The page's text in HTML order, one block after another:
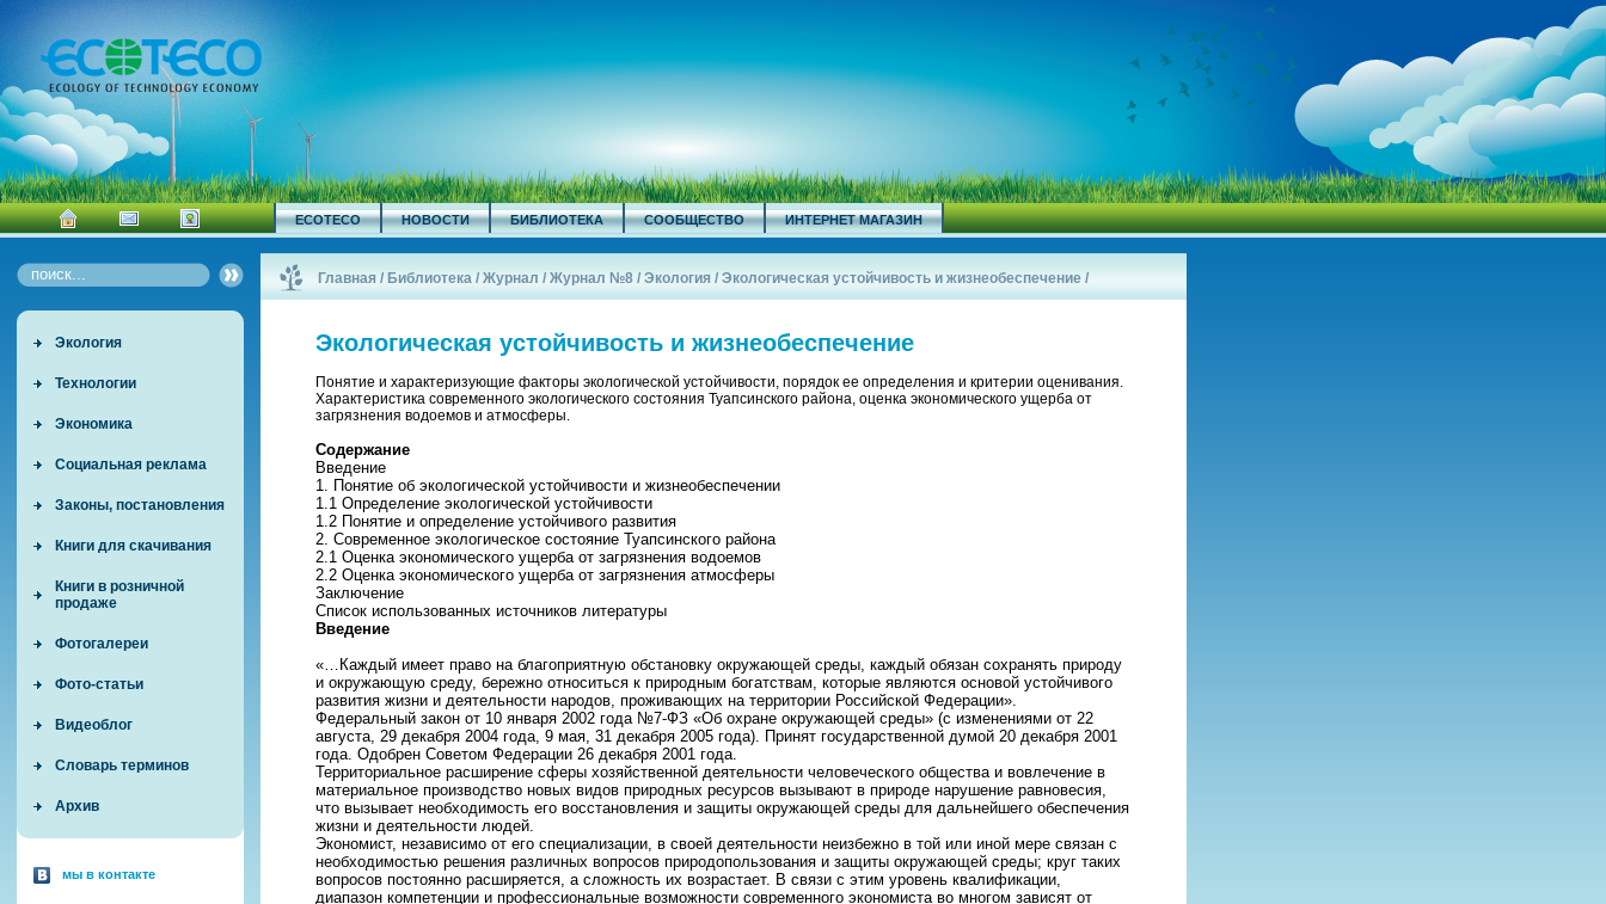
ECOTECO НОВОСТИ БИБЛИОТЕКА СООБЩЕСТВО ИНТЕРНЕТ МАГАЗИН
Экология
Технологии
Экономика
Социальная реклама
Законы, постановления
Книги для скачивания
Книги в розничной
продаже
Фотогалереи
Фото-статьи
Видеоблог
Словарь терминов
Архив
мы в контакте
Главная / Библиотека /Журнал /Журнал №8 /Экология /Экологическая устойчивость и жизнеобеспечение /
Экологическая устойчивость и жизнеобеспечение
Понятие и характеризующие факторы экологической устойчивости, порядок ее определения и критерии оценивания.
Характеристика современного экологического состояния Туапсинского района, оценка экономического ущерба от
загрязнения водоемов и атмосферы.
Содержание
Введение
1. Понятие об экологической устойчивости и жизнеобеспечении
1.1 Определение экологической устойчивости
1.2 Понятие и определение устойчивого развития
2. Современное экологическое состояние Туапсинского района
2.1 Оценка экономического ущерба от загрязнения водоемов
2.2 Оценка экономического ущерба от загрязнения атмосферы
Заключение
Список использованных источников литературы
Введение
«…Каждый имеет право на благоприятную обстановку окружающей среды, каждый обязан сохранять природу
и окружающую среду, бережно относиться к природным богатствам, которые являются основой устойчивого
развития жизни и деятельности народов, проживающих на территории Российской Федерации».
Федеральный закон от 10 января 2002 года №7-ФЗ «Об охране окружающей среды» (с изменениями от 22
августа, 29 декабря 2004 года, 9 мая, 31 декабря 2005 года). Принят государственной думой 20 декабря 2001
года. Одобрен Советом Федерации 26 декабря 2001 года.
Территориальное расширение сферы хозяйственной деятельности человеческого общества и вовлечение в
материальное производство новых видов природных ресурсов вызывают в природе нарушение равновесия,
что вызывает необходимость его восстановления и защиты окружающей среды для дальнейшего обеспечения
жизни и деятельности людей.
Экономист, независимо от его специализации, в своей деятельности неизбежно в той или иной мере связан с
необходимостью решения различных вопросов природопользования и защиты окружающей среды; круг таких
вопросов постоянно расширяется, а сложность их возрастает. В связи с этим уровень квалификации,
диапазон компетенции и профессиональные возможности современного экономиста во многом зависят от